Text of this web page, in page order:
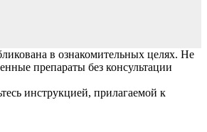
в ознакомительных целях. Не
препараты без консультации
инструкцией, прилагаемой к